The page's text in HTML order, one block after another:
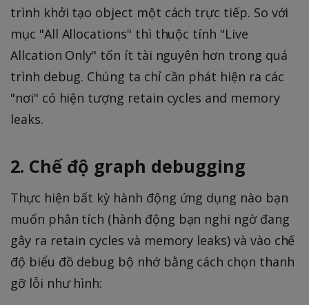
trình khởi tạo object một cách trực tiếp. So với
mục "All Allocations" thì thuộc tính "Live
Allcation Only" tốn ít tài nguyên hơn trong quá
trình debug. Chúng ta chỉ cần phát hiện ra các
"nơi" có hiện tượng retain cycles and memory
leaks.
2. Chế độ graph debugging
Thực hiện bất kỳ hành động ứng dụng nào bạn
muốn phân tích (hành động bạn nghi ngờ đang
gây ra retain cycles và memory leaks) và vào chế
độ biểu đồ debug bộ nhớ bằng cách chọn thanh
gỡ lỗi như hình: